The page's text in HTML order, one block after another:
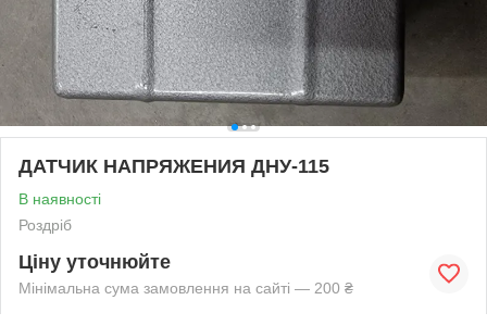
ДАТЧИК НАПРЯЖЕНИЯ ДНУ-115
В наявності
Роздріб
Ціну уточнюйте
Мінімальна сума замовлення на сайті — 200 ₴